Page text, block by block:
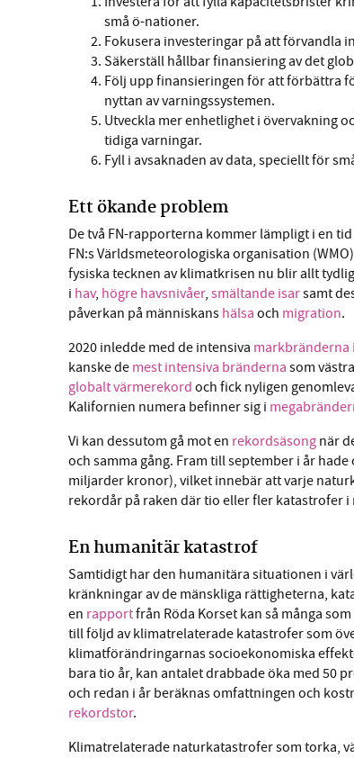
små ö-nationer.
Fokusera investeringar på att förvandla
Säkerställ hållbar finansiering av det
Följ upp finansieringen för att förbättra
nyttan av varningssystemen.
Utveckla mer enhetlighet i övervakning
tidiga varningar.
Fyll i avsaknaden av data, speciellt för
Ett ökande problem
De två FN-rapporterna kommer lämpligt i en
FN:s Världsmeteorologiska organisation
fysiska tecknen av klimatkrisen nu blir allt
i hav, högre havsnivåer, smältande isarsamt
påverkan på människans hälsa och migration.
2020 inledde med de intensiva markbränderna
kanske de mest intensiva bränderna som
globalt värmerekord och fick nyligen
Kalifornien numera befinner sig i
Vi kan dessutom gå mot en rekordsäsong när
och samma gång. Fram till september i år
miljarder kronor), vilket innebär att varje
rekordår på raken där tio eller fler katastrofer
En humanitär katastrof
Samtidigt har den humanitära situationen i
kränkningar av de mänskliga rättigheterna,
en rapportfrån Röda Korset kan så många
till följd av klimatrelaterade katastrofer som
klimatförändringarnas socioekonomiska
bara tio år, kan antalet drabbade öka med 50
och redan i år beräknas omfattningen och
rekordstor.
Klimatrelaterade naturkatastrofer som torka,